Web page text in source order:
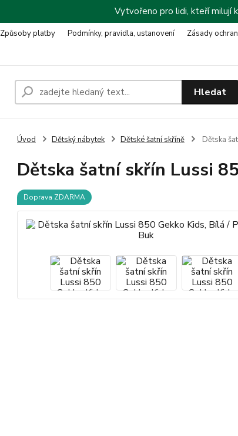
Vytvořeno pro lidi, kteří milují
Způsoby platby Podmínky, pravidla, ustanovení
Zásady
Hledat
Úvod Dětský nábytek Dětské šatní skříně Dětska
Dětska šatní skřín Lussi
Doprava ZDARMA